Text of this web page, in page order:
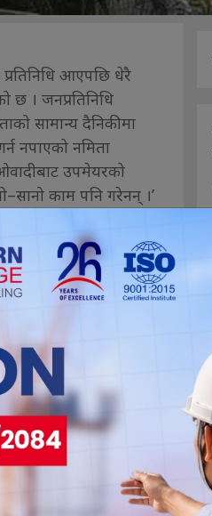
आएपछि धेरै
छ । जनप्रतिनिधि
सामान्य दैनिकीमा
नपाएको नमिता
उपमेयरको
काम पनि गरेनन् ।’
भनाई छ । एक
सुखद नभएको
कुरा भएपनि देखिने
ब्यहोर्नु परेको
उल्लेख्य काम